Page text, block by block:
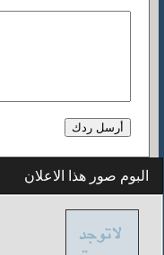
البوم صور هذا الاعلان